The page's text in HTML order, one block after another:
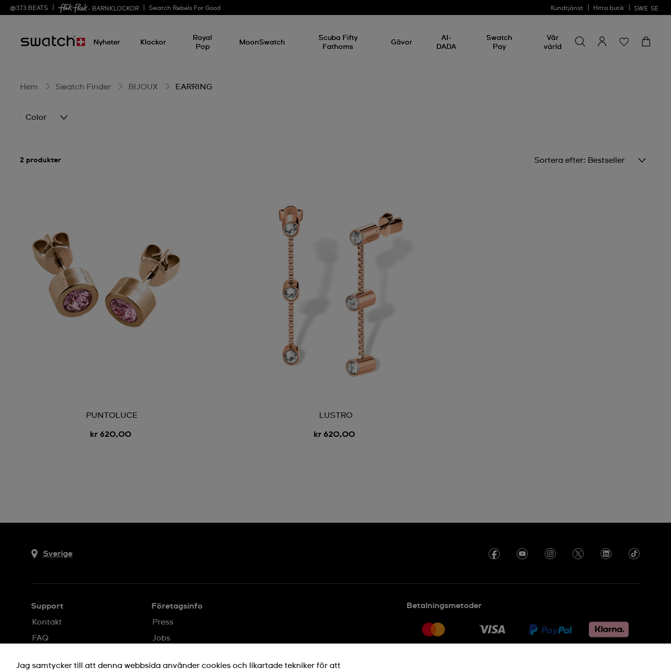
@373 BEATS - BARNKLOCKOR Swatch Rebels For Good Kundtjänst Hitta butik SWE SE
Nyheter Klockor
Royal
Pop
MoonSwatch
Scuba Fifty
Fathoms
Gåvor
AI-
DADA
Swatch
Pay
Vår
värld
efter
något
EARRING
Hem Swatch Finder BIJOUX EARRING
Color
2 produkter Sortera efter Bestseller
PUNTOLUCE
kr 620,00
LUSTRO
kr 620,00
Sverige
Support
Kontakt
FAQ
Företagsinfo
Press
Jobs
Betalningsmetoder
Jag samtycker till att denna webbsida använder cookies och likartade tekniker för att